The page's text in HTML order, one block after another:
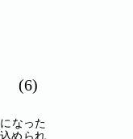
(6)
なった
められ